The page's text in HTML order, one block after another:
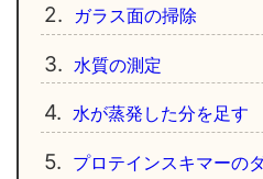
2. ガラス面の掃除
3. 水質の測定
4. 水が蒸発した分を足す
5. プロテインスキマーの